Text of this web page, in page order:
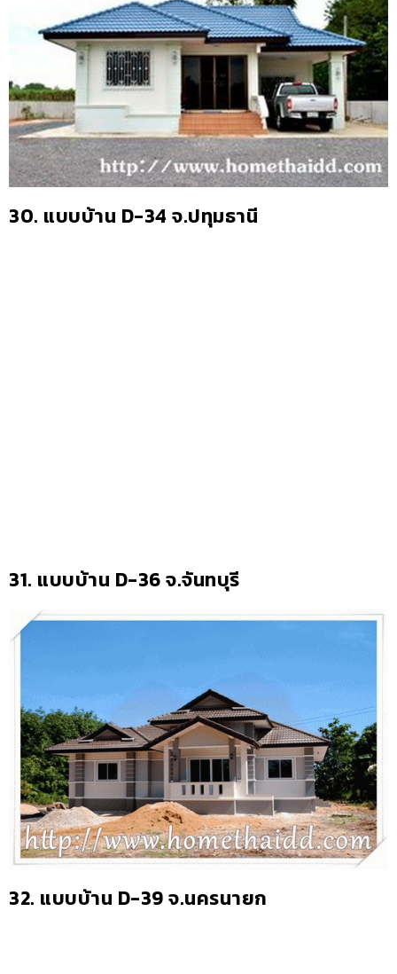
30. แบบบ้าน D-34 จ.ปทุมธานี
31. แบบบ้าน D-36 จ.จันทบุรี
32. แบบบ้าน D-39 จ.นครนายก